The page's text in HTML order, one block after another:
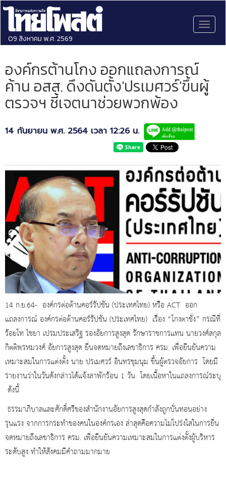
09 สิงหาคม พ.ศ. 2569
องค์กรต้านโกง ออกแถลงการณ์
ค้าน อสส. ดึงดันตั้ง'ปรเมศวร์'ขึ้นผู้
ตรวจฯ ชี้เจตนาช่วยพวกพ้อง
14 กันยายน พ.ศ. 2564 เวลา 12:26 น.
14 ก.ย.64- องค์กรต่อต้านคอร์รัปชัน (ประเทศไทย) หรือ ACT ออก
แถลงการณ์ องค์กรต่อต้านคอร์รัปชัน (ประเทศไทย) เรื่อง “โกงตาชั่ง” กรณีที่
ร้อยโท ไชยา เปรมประเสริฐ รองอัยการสูงสุด รักษาราชการเเทน นายวงศ์สกุล
กิตติพรหมวงศ์ อัยการสูงสุด ยื่นจดหมายถึงเลขาธิการ ครม. เพื่อยืนยันความ
เหมาะสมในการแต่งตั้ง นาย ปรเมศวร์ อินทรชุมนุม ขึ้นผู้ตรวจอัยการ โดยมี
รายงานว่าในวันดังกล่าวได้เเจ้งลาพักร้อน 1 วัน โดยเนื้อหาในแถลงการณ์ระบุ
ดังนี้
ธรรมาภิบาลและศักดิ์ศรีของสำนักงานอัยการสูงสุดกำลังถูกบั่นทอนอย่าง
รุนแรง จากการกระทำของคนในองค์กรเอง ล่าสุดคือความไม่โปร่งใสในการยื่น
จดหมายถึงเลขาธิการ ครม. เพื่อยืนยันความเหมาะสมในการแต่งตั้งผู้บริหาร
ระดับสูง ทำให้สังคมมีคำถามมากมาย